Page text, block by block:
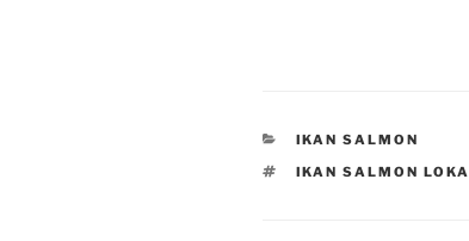
CATEGORIES
IKAN SALMON
TAGS
IKAN SALMON